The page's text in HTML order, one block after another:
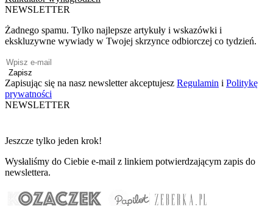
NEWSLETTER
Żadnego spamu. Tylko najlepsze artykuły i wskazówki i
ekskluzywne wywiady w Twojej skrzynce odbiorczej co tydzień.
Zapisz
Zapisując się na nasz newsletter akceptujesz Regulamin i Politykę
prywatności
NEWSLETTER
Jeszcze tylko jeden krok!
Wysłaliśmy do Ciebie e-mail z linkiem potwierdzającym zapis do
newslettera.